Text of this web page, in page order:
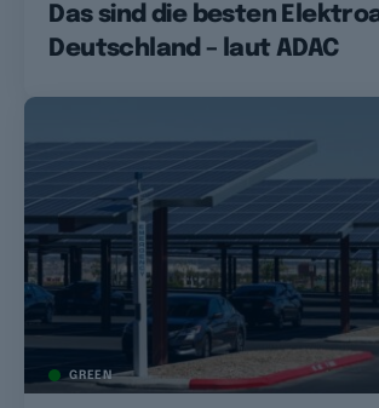
Das sind die besten
Deutschland – laut ADAC
GREEN